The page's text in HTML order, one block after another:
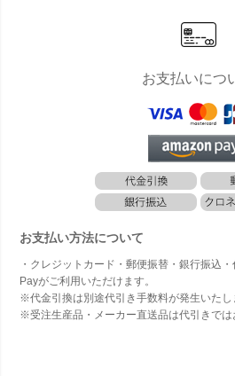
お支払いにつ
お支払い方法について
・クレジットカード・郵便振替・銀行振込
Payがご利用いただけます。
※代金引換は別途代引き手数料が発生いたし
※受注生産品・メーカー直送品は代引きでは